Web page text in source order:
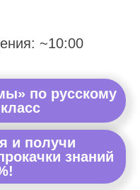
~10:00
по русскому
и получи
знаний